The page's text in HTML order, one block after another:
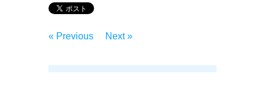
« Previous Next »